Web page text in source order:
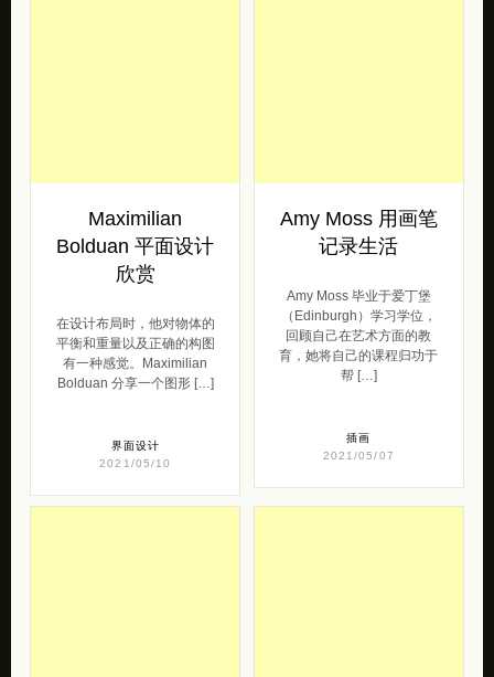
Maximilian
Bolduan 平面设计
欣赏
在设计布局时，他对物体的
平衡和重量以及正确的构图
有一种感觉。Maximilian
Bolduan 分享一个图形 […]
界面设计
2021/05/10
Amy Moss 用画笔
记录生活
Amy Moss 毕业于爱丁堡
（Edinburgh）学习学位，
回顾自己在艺术方面的教
育，她将自己的课程归功于
帮 […]
插画
2021/05/07